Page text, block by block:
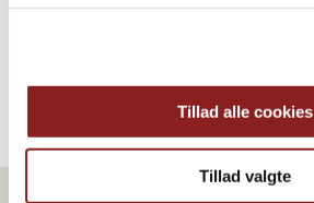
Tillad alle cookies
Tillad valgte